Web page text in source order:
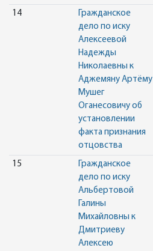
14
Гражданское
дело по иску
Алексеевой
Надежды
Николаевны к
Аджемяну Артёму
Мушег
Оганесовичу об
установлении
факта признания
отцовства
15
Гражданское
дело по иску
Альбертовой
Галины
Михайловны к
Дмитриеву
Алексею